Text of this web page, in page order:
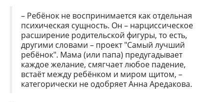
– Ребёнок не воспринимается как отдельная
психическая сущность. Он – нарциссическое
расширение родительской фигуры, то есть,
другими словами – проект "Самый лучший
ребёнок". Мама (или папа) предугадывает
каждое желание, смягчает любое падение,
встаёт между ребёнком и миром щитом, –
категорически не одобряет Анна Аредакова.